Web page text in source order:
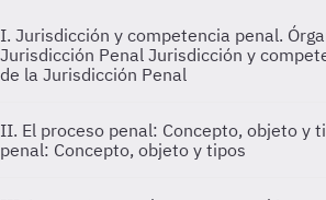
I. Jurisdicción y competencia penal.
Jurisdicción Penal Jurisdicción y
de la Jurisdicción Penal
II. El proceso penal: Concepto, objeto y
penal: Concepto, objeto y tipos